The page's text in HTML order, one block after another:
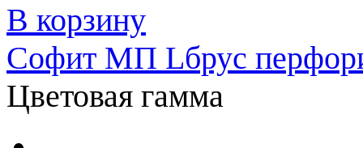
В корзину
Софит МП Lбрус
Цветовая гамма